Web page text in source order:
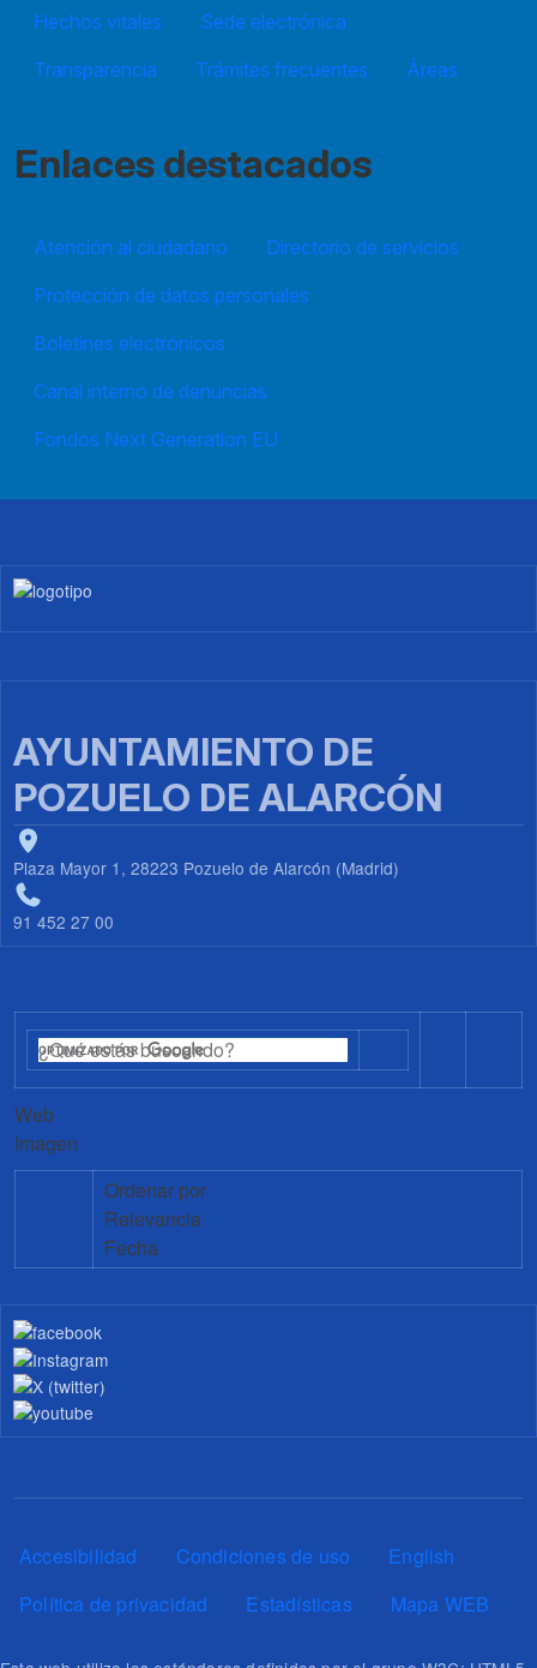
Hechos vitales
Sede electrónica
Transparencia
Trámites frecuentes Áreas
Enlaces destacados
Atención al ciudadano
Directorio de servicios
Protección de datos personales
Boletines electrónicos
Canal interno de denuncias
Fondos Next Generation EU
Imagen
AYUNTAMIENTO DE
POZUELO DE ALARCÓN
Plaza Mayor 1, 28223 Pozuelo de Alarcón (Madrid)
91 452 27 00
Web
Imagen
Ordenar por
Relevancia
Fecha
Pie de página
Accesibilidad Condiciones de uso
English
Política de privacidad
Estadísticas Mapa WEB